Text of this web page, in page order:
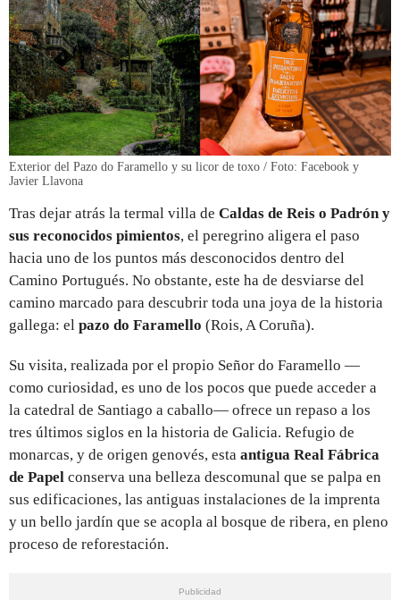
Exterior del Pazo do Faramello y su licor de toxo / Foto: Facebook y
Javier Llavona
Tras dejar atrás la termal villa de Caldas de Reis o Padrón y
sus reconocidos pimientos, el peregrino aligera el paso
hacia uno de los puntos más desconocidos dentro del
Camino Portugués. No obstante, este ha de desviarse del
camino marcado para descubrir toda una joya de la historia
gallega: el pazo do Faramello (Rois, A Coruña).
Su visita, realizada por el propio Señor do Faramello —
como curiosidad, es uno de los pocos que puede acceder a
la catedral de Santiago a caballo— ofrece un repaso a los
tres últimos siglos en la historia de Galicia. Refugio de
monarcas, y de origen genovés, esta antigua Real Fábrica
de Papel conserva una belleza descomunal que se palpa en
sus edificaciones, las antiguas instalaciones de la imprenta
y un bello jardín que se acopla al bosque de ribera, en pleno
proceso de reforestación.